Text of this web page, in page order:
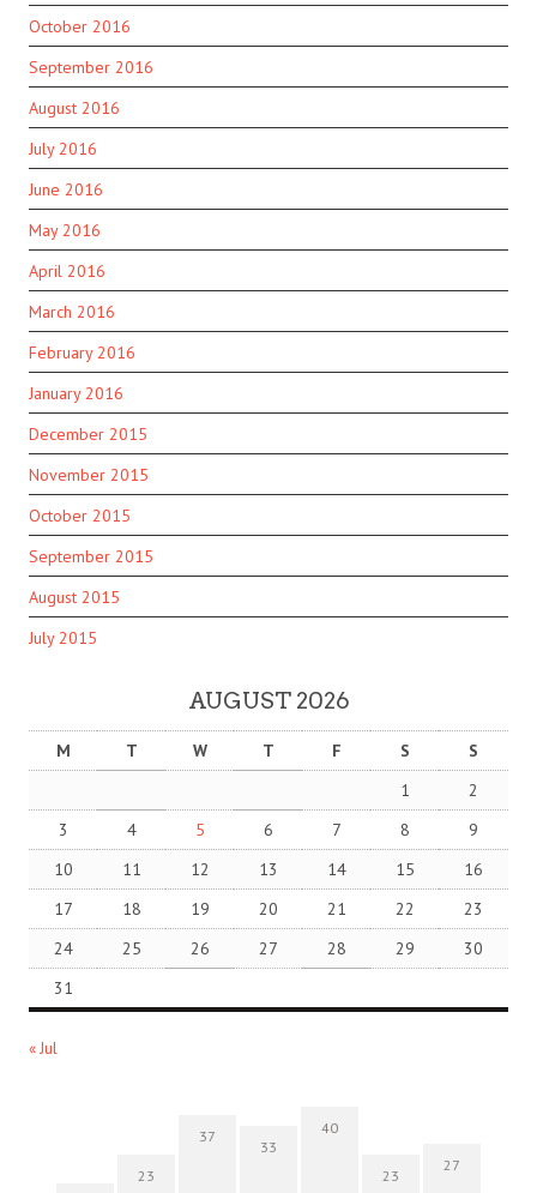
October 2016
September 2016
August 2016
July 2016
June 2016
May 2016
April 2016
March 2016
February 2016
January 2016
December 2015
November 2015
October 2015
September 2015
August 2015
July 2015
AUGUST 2026
M T W T F S
S
1
2
3
4 5 6 7 8
9
10
11 12 13 14 15
16
17
18 19 20 21 22
23
24
25 26 27 28 29
30
31
« Jul
23
37
33
40
23
27